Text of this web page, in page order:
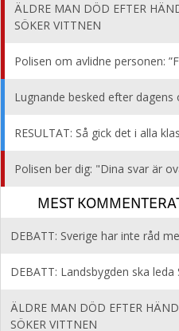
ÄLDRE MAN DÖD EFTER
SÖKER VITTNEN
Polisen om avlidne personen:
Lugnande besked efter dagens
RESULTAT: Så gick det i alla
Polisen ber dig: "Dina svar är
MEST
DEBATT: Sverige har inte råd
DEBATT: Landsbygden ska
ÄLDRE MAN DÖD EFTER
SÖKER VITTNEN